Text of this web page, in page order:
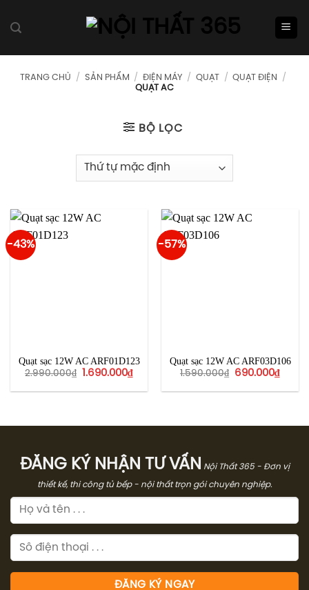
TRANG CHỦ / SẢN PHẨM / ĐIỆN MÁY / QUẠT / QUẠT ĐIỆN
/
QUẠT AC
BỘ LỌC
-43%
Quạt sạc 12W AC ARF01D123
2.990.000₫ Giá
là:
1.690.000₫Giá
tại
-57%
Quạt sạc 12W AC ARF03D106
1.590.000₫
Giá
là:
690.000₫Giá
tại
ĐĂNG KÝ NHẬN TƯ VẤN
Nội Thất 365 - Đơn vị
thiết kế, thi công tủ bếp - nội thất trọn gói chuyên nghiệp.